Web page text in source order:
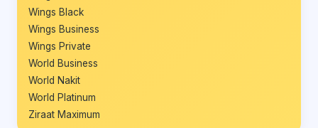
Wings Black
Wings Business
Wings Private
World Business
World Nakit
World Platinum
Ziraat Maximum